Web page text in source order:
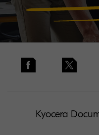
Kyocera